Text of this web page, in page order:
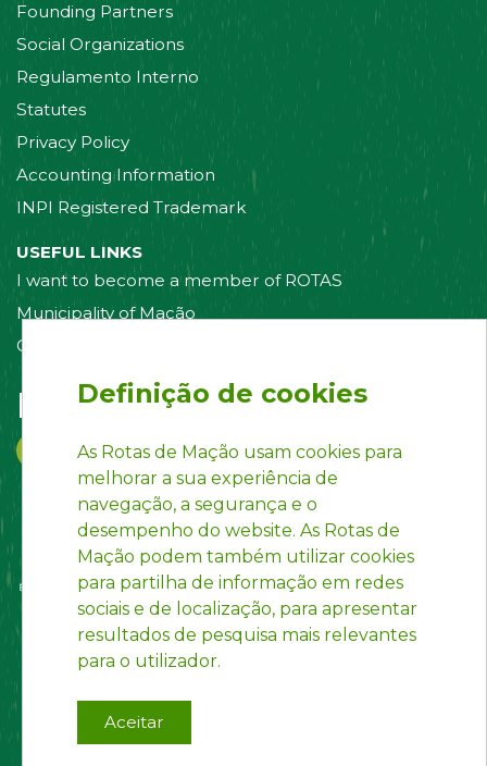
Founding Partners
Social Organizations
Regulamento Interno
Statutes
Privacy Policy
Accounting Information
INPI Registered Trademark
USEFUL LINKS
I want to become a member of ROTAS
Municipality of Mação
Contact us
Follow us on:
Definição de cookies
As Rotas de Mação usam cookies para
melhorar a sua experiência de
navegação, a segurança e o
desempenho do website. As Rotas de
Mação podem também utilizar cookies
para partilha de informação em redes
sociais e de localização, para apresentar
resultados de pesquisa mais relevantes
para o utilizador.
Aceitar